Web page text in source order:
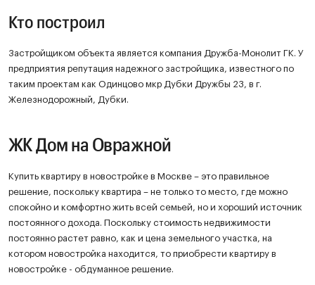
Кто построил
Застройщиком объекта является компания Дружба-Монолит ГК. У
предприятия репутация надежного застройщика, известного по
таким проектам как Одинцово мкр Дубки Дружбы 23, в г.
Железнодорожный, Дубки.
ЖК Дом на Овражной
Купить квартиру в новостройке в Москве – это правильное
решение, поскольку квартира – не только то место, где можно
спокойно и комфортно жить всей семьей, но и хороший источник
постоянного дохода. Поскольку стоимость недвижимости
постоянно растет равно, как и цена земельного участка, на
котором новостройка находится, то приобрести квартиру в
новостройке - обдуманное решение.